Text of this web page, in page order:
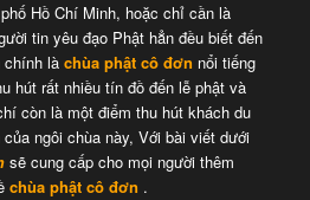
Hồ Chí Minh, hoặc chỉ cần là
tin yêu đạo Phật hẳn đều biết đến
chính là chùa phật cô đơn nổi tiếng
hút rất nhiều tín đồ đến lễ phật và
còn là một điểm thu hút khách du
ngôi chùa này, Với bài viết dưới
sẽ cung cấp cho mọi người thêm
chùa phật cô đơn .